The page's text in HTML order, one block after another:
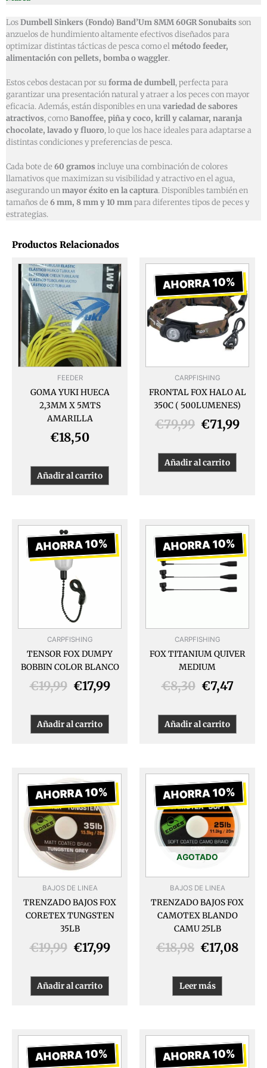
LosDumbell Sinkers (Fondo) Band’Um 8MM 60GR Sonubaits son
anzuelos de hundimiento altamente efectivos diseñados para
optimizar distintas tácticas de pesca como elmétodo feeder,
alimentación con pellets, bomba o waggler.
Estos cebos destacan por suforma de dumbell, perfecta para
garantizar una presentación natural y atraer a los peces con mayor
eficacia. Además, están disponibles en unavariedad de sabores
atractivos, comoBanoffee, piña y coco, krill y calamar, naranja
chocolate, lavado y fluoro, lo que los hace ideales para adaptarse a
distintas condiciones y preferencias de pesca.
Cada bote de 60 gramos incluye una combinación de colores
llamativos que maximizan su visibilidad y atractivo en el agua,
asegurando unmayor éxito en la captura. Disponibles también en
tamaños de 6 mm, 8 mm y 10 mmpara diferentes tipos de peces y
estrategias.
Productos Relacionados
FEEDER
GOMA YUKI HUECA
2,3MM X 5MTS
AMARILLA
€18,50
Añadir al carrito
AHORRA 10%
CARPFISHING
FRONTAL FOX HALO AL
350C ( 500LUMENES)
€79,99
El
precio
original
era:
€79,99.
€71,99
El
es:
Añadir al carrito
AHORRA 10%
CARPFISHING
TENSOR FOX DUMPY
BOBBIN COLOR BLANCO
€19,99
El
precio
original
€19,99.
€17,99
El
precio
actual
Añadir al carrito
AHORRA 10%
CARPFISHING
FOX TITANIUM QUIVER
MEDIUM
€8,30
El
precio
original
era:
€8,30.
€7,47
El
es:
€7,47.
Añadir al carrito
AHORRA 10%
BAJOS DE LINEA
TRENZADO BAJOS FOX
CORETEX TUNGSTEN
35LB
€19,99
El
precio
original
era:
€19,99.
€17,99
El
precio
actual
€17,99.
Añadir al carrito
AHORRA 10%
AGOTADO
BAJOS DE LINEA
TRENZADO BAJOS FOX
CAMOTEX BLANDO
CAMU 25LB
€18,98
El
precio
original
era:
€18,98.
€17,08
El
es:
Leer más
AHORRA 10%
El
precio
El
precio
AHORRA 10%
El
precio
El